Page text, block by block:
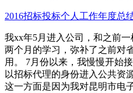
2016招标投标个人工作年度总
我xx年5月进入公司，和之前
两个月的学习，弥补了之前对
用。 7月份以来，我慢慢开始
以招标代理的身份进入公共资
这一方面是因为我对昆明市电